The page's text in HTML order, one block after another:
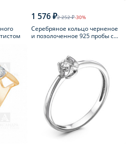
1 576 ₽2 252 ₽-30%
Серебряное кольцо черненое
и позолоченное 925 пробы с